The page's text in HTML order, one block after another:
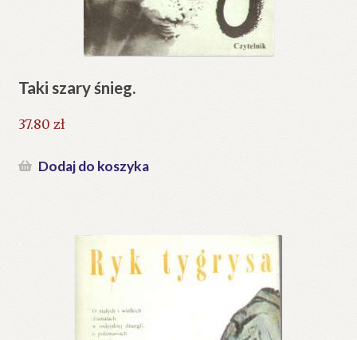
Taki szary śnieg.
37.80 zł
Dodaj do koszyka